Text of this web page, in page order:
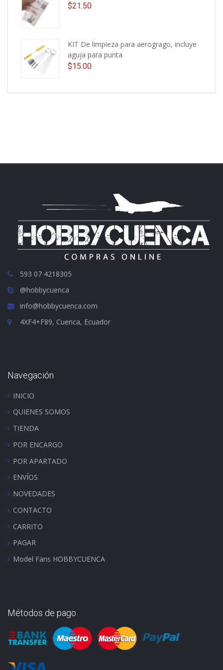
$21.50
KIT De limpieza para aerogrago, incluye
aguja para punta
$15.00
593 07 4218305
@hobbycuenca
info@hobbycuenca.com
4XF4+F89, Cuenca, Ecuador
Navegación
INICIO
QUIENES SOMOS
TIENDA
POR ENCARGO
POR APARTADO
ENVÍOS
NOVEDADES
CONTACTO
CARRITO
PAGAR
Model Fans HOBBYCUENCA
Métodos de pago